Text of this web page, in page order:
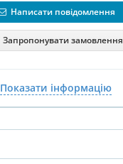
Написати повідомлення
Запропонувати замовлення
Показати інформацію